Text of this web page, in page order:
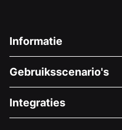
Informatie
Over Ons
Vacatures
Gebruiksscenario's
Medische Fondsenwerving
Integraties